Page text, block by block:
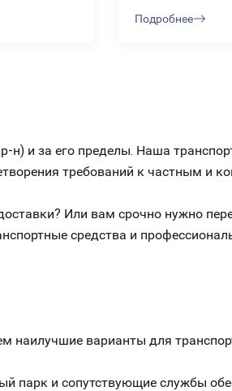
Подробнее
н) и за его пределы. Наша
требований к частным и
Или вам срочно нужно
средства и
варианты для
парк и сопутствующие службы